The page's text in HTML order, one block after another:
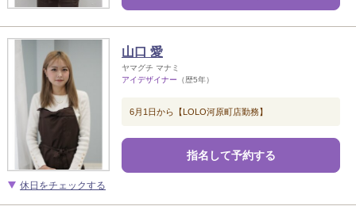
休日をチェックする
山口 愛
ヤマグチ マナミ
アイデザイナー （歴5年）
6月1日から【LOLO河原町店勤務】
指名して予約する